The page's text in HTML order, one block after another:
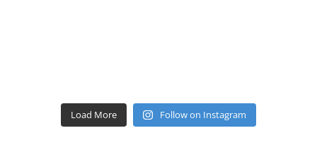
Load More Follow on Instagram